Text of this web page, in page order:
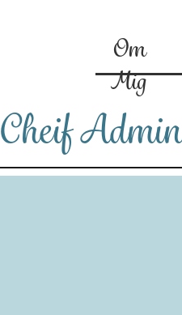
Om
Mig
Cheif Admin